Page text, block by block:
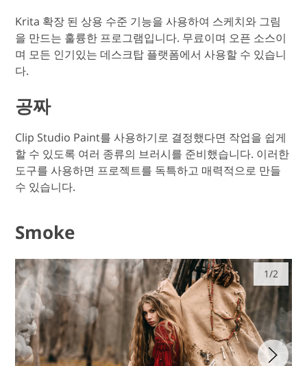
Krita 확장 된 상용 수준 기능을 사용하여 스케치와 그림
을 만드는 훌륭한 프로그램입니다. 무료이며 오픈 소스이
며 모든 인기있는 데스크탑 플랫폼에서 사용할 수 있습니
다.
공짜
Clip Studio Paint를 사용하기로 결정했다면 작업을 쉽게
할 수 있도록 여러 종류의 브러시를 준비했습니다. 이러한
도구를 사용하면 프로젝트를 독특하고 매력적으로 만들
수 있습니다.
Smoke
1/2